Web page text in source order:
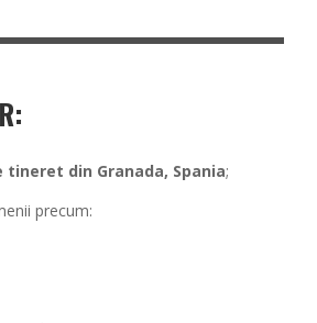
:
tineret din Granada, Spania;
precum: